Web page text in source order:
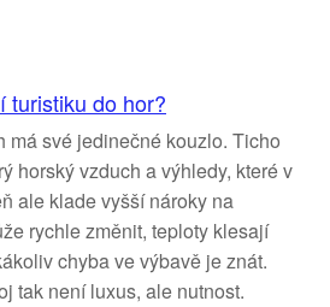
turistiku do hor?
má své jedinečné kouzlo. Ticho
horský vzduch a výhledy, které v
ale klade vyšší nároky na
rychle změnit, teploty klesají
chyba ve výbavě je znát.
tak není luxus, ale nutnost.